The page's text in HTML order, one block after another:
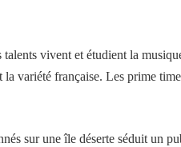
vivent et étudient la
variété française. Les prime
sur une île déserte séduit un